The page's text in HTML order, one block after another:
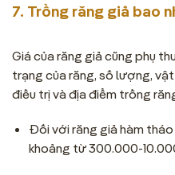
7. Trồng răng giả bao
Giá của răng giả cũng phụ
trạng của răng, số lượng,
điều trị và địa điểm trồng
Đối với răng giả hàm
khoảng từ 300.000-